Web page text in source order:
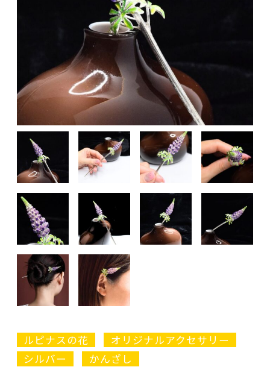
ルピナスの花
オリジナルアクセサリー
シルバー
かんざし